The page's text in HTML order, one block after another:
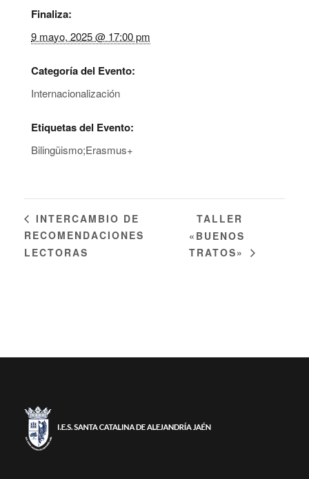
Finaliza:
9 mayo, 2025 @ 17:00 pm
Categoría del Evento:
Internacionalización
Etiquetas del Evento:
Bilingüismo;Erasmus+
INTERCAMBIO DE
RECOMENDACIONES
LECTORAS
TALLER
«BUENOS
TRATOS»